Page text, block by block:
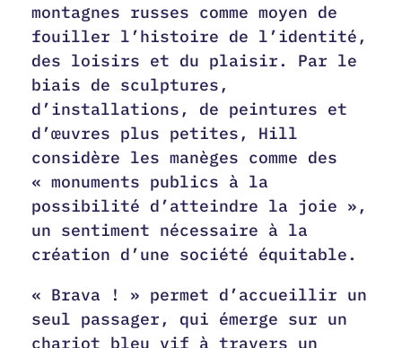
montagnes russes comme moyen de
fouiller l’histoire de l’identité,
des loisirs et du plaisir. Par le
biais de sculptures,
d’installations, de peintures et
d’œuvres plus petites, Hill
considère les manèges comme des
« monuments publics à la
possibilité d’atteindre la joie »,
un sentiment nécessaire à la
création d’une société équitable.
« Brava ! » permet d’accueillir un
seul passager, qui émerge sur un
chariot bleu vif à travers un